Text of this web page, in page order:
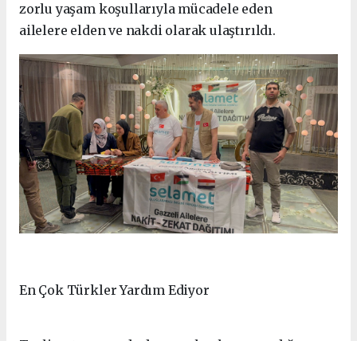
zorlu yaşam koşullarıyla mücadele eden
ailelere elden ve nakdi olarak ulaştırıldı.
En Çok Türkler Yardım Ediyor